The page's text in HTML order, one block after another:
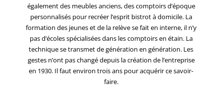
également des meubles anciens, des comptoirs d’époque
personnalisés pour recréer l’esprit bistrot à domicile. La
formation des jeunes et de la relève se fait en interne, il n’y
pas d’écoles spécialisées dans les comptoirs en étain. La
technique se transmet de génération en génération. Les
gestes n’ont pas changé depuis la création de l’entreprise
en 1930. Il faut environ trois ans pour acquérir ce savoir-
faire.